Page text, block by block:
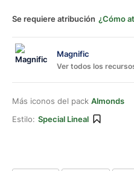
Se requiere atribución ¿Cómo
Magnific
Ver todos los
Más iconos del pack Almonds
Estilo: Special Lineal